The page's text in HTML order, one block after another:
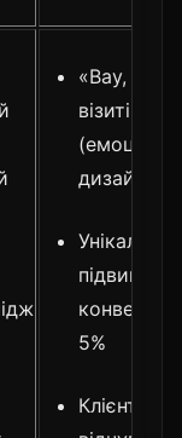
«Вау, яка
візитівка!»
дизайн)
підвищує
конверсію
5%
Клієнти